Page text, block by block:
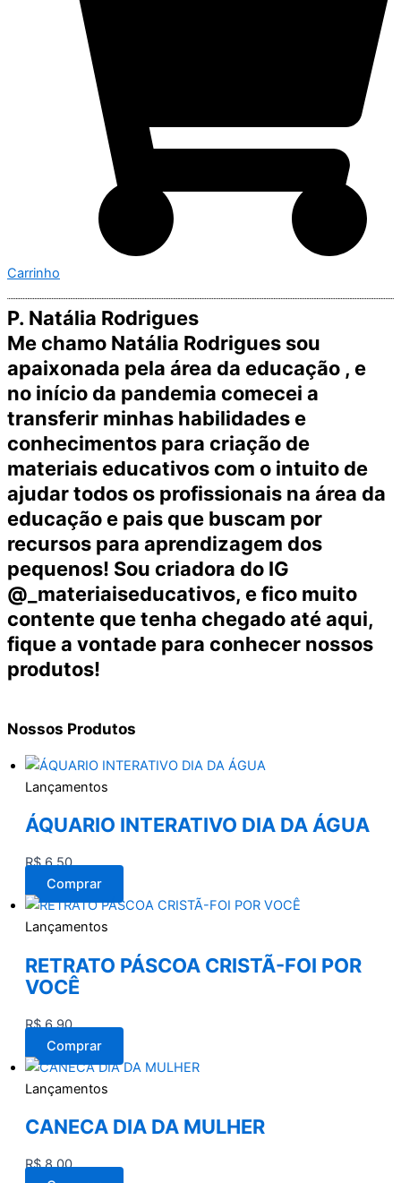
Carrinho
P. Natália Rodrigues
Me chamo Natália Rodrigues sou
apaixonada pela área da educação , e
no início da pandemia comecei a
transferir minhas habilidades e
conhecimentos para criação de
materiais educativos com o intuito de
ajudar todos os profissionais na área da
educação e pais que buscam por
recursos para aprendizagem dos
pequenos! Sou criadora do IG
@_materiaiseducativos, e fico muito
contente que tenha chegado até aqui,
fique a vontade para conhecer nossos
produtos!
Nossos Produtos
Lançamentos
ÁQUARIO INTERATIVO DIA DA ÁGUA
R$6,50
Comprar
Lançamentos
RETRATO PÁSCOA CRISTÃ-FOI POR
VOCÊ
R$6,90
Comprar
Lançamentos
CANECA DIA DA MULHER
R$8,00